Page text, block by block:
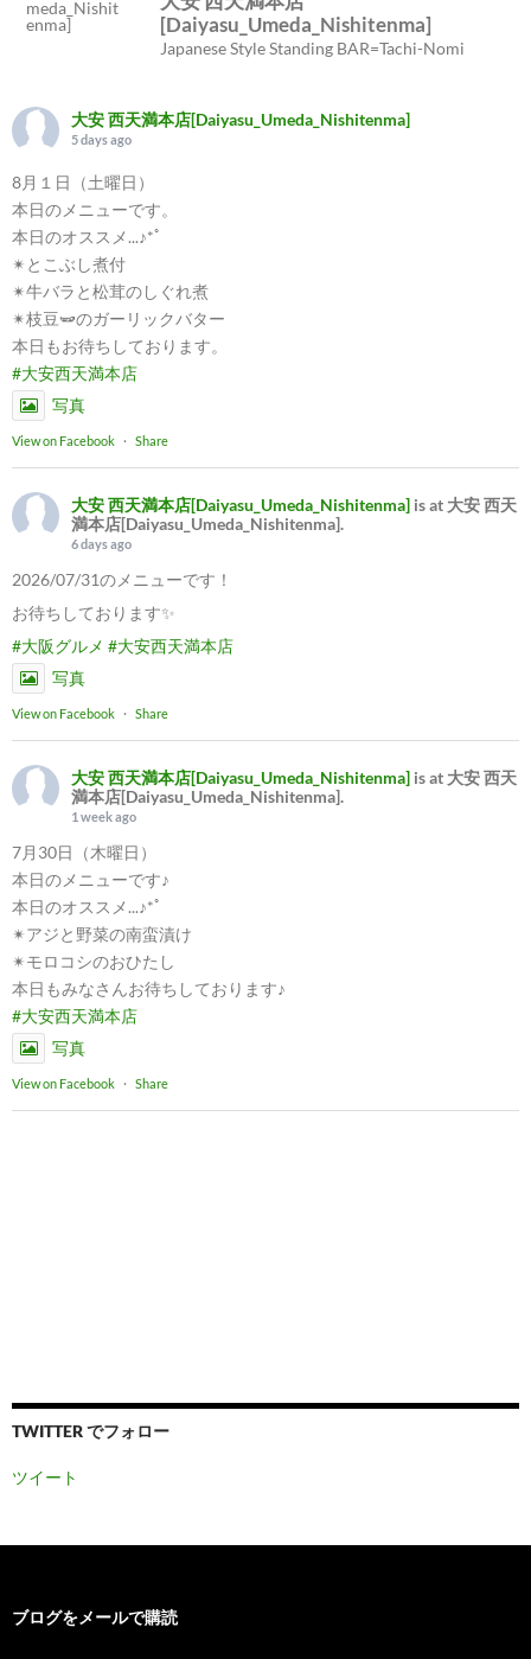
[Daiyasu_Umeda_Nishitenma]
Japanese Style Standing BAR=Tachi-Nomi
大安 西天満本店[Daiyasu_Umeda_Nishitenma]
5 days ago
8月１日（土曜日）
本日のメニューです。
本日のオススメ...♪*ﾟ
✴︎とこぶし煮付
✴︎牛バラと松茸のしぐれ煮
✴︎枝豆🫛のガーリックバター
本日もお待ちしております。
#大安西天満本店
写真
View on Facebook · Share
大安 西天満本店[Daiyasu_Umeda_Nishitenma] is at 大安 西天
満本店[Daiyasu_Umeda_Nishitenma].
6 days ago
2026/07/31のメニューです！
お待ちしております✨
#大阪グルメ #大安西天満本店
写真
View on Facebook · Share
大安 西天満本店[Daiyasu_Umeda_Nishitenma] is at 大安 西天
満本店[Daiyasu_Umeda_Nishitenma].
1 week ago
7月30日（木曜日）
本日のメニューです♪
本日のオススメ...♪*ﾟ
✴︎アジと野菜の南蛮漬け
✴︎モロコシのおひたし
本日もみなさんお待ちしております♪
#大安西天満本店
写真
View on Facebook · Share
TWITTER でフォロー
ツイート
ブログをメールで購読